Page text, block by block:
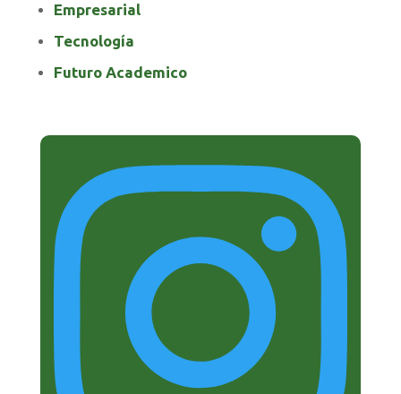
Empresarial
Tecnología
Futuro Academico